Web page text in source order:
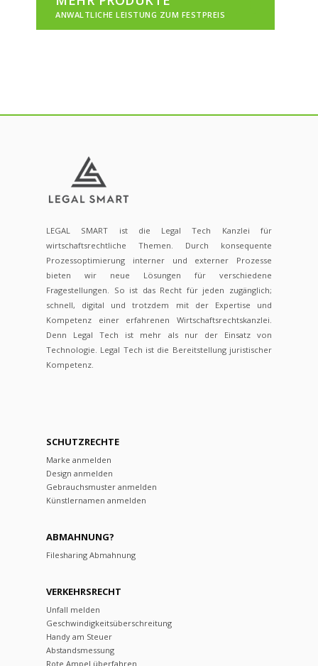
ANWALTLICHE LEISTUNG ZUM FESTPREIS
LEGAL SMART ist die Legal Tech Kanzlei für
wirtschaftsrechtliche Themen. Durch konsequente
Prozessoptimierung interner und externer Prozesse
bieten wir neue Lösungen für verschiedene
Fragestellungen. So ist das Recht für jeden zugänglich;
schnell, digital und trotzdem mit der Expertise und
Kompetenz einer erfahrenen Wirtschaftsrechtskanzlei.
Denn Legal Tech ist mehr als nur der Einsatz von
Technologie. Legal Tech ist die Bereitstellung juristischer
Kompetenz.
SCHUTZRECHTE
Marke anmelden
Design anmelden
Gebrauchsmuster anmelden
Künstlernamen anmelden
ABMAHNUNG?
Filesharing Abmahnung
VERKEHRSRECHT
Unfall melden
Geschwindigkeitsüberschreitung
Handy am Steuer
Abstandsmessung
Rote Ampel überfahren